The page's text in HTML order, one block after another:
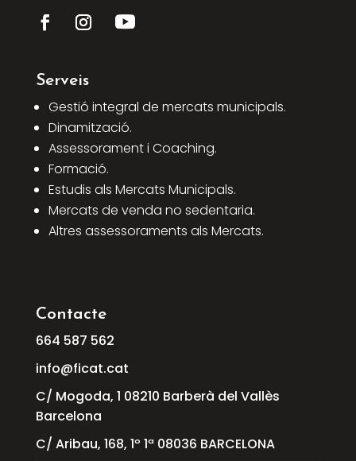
Serveis
Gestió integral de mercats municipals.
Dinamització.
Assessorament i Coaching.
Formació.
Estudis als Mercats Municipals.
Mercats de venda no sedentaria.
Altres assessoraments als Mercats.
Contacte
664 587 562
info@ficat.cat
C/ Mogoda, 1 08210 Barberà del Vallès
Barcelona
C/ Aribau, 168, 1º 1ª 08036 BARCELONA